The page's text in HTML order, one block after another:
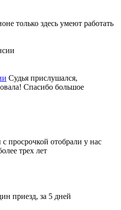
только здесь умеют работать
Судья прислушался,
Спасибо большое
с просрочкой отобрали у нас
трех лет
приезд, за 5 дней